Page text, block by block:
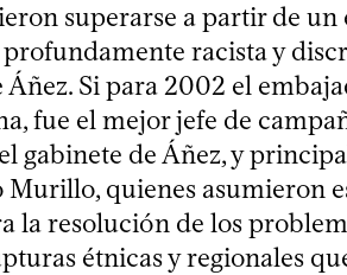
superarse a partir de un
racista y
Si para 2002 el
fue el mejor jefe de
gabinete de Áñez, y
quienes asumieron
la resolución de los
étnicas y regionales